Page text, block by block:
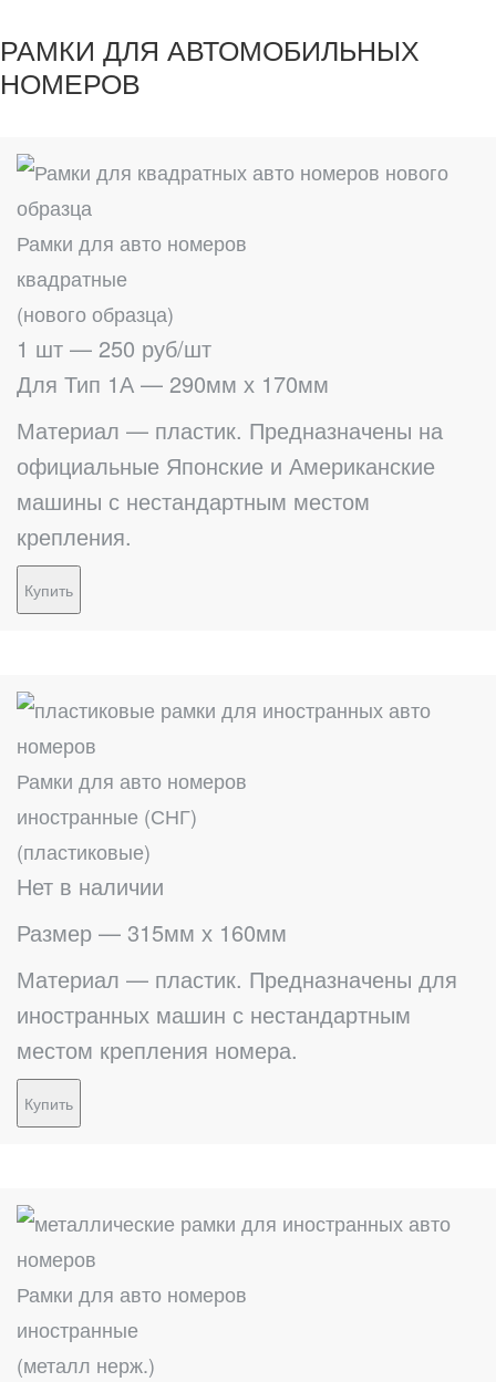
РАМКИ ДЛЯ АВТОМОБИЛЬНЫХ
НОМЕРОВ
Рамки для авто номеров
квадратные
(нового образца)
1 шт — 250 руб/шт
Для Тип 1А — 290мм х 170мм
Материал — пластик. Предназначены на
официальные Японские и Американские
машины с нестандартным местом
крепления.
Купить
Рамки для авто номеров
иностранные (СНГ)
(пластиковые)
Нет в наличии
Размер — 315мм х 160мм
Материал — пластик. Предназначены для
иностранных машин с нестандартным
местом крепления номера.
Купить
Рамки для авто номеров
иностранные
(металл нерж.)